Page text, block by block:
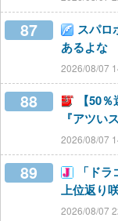
87
スパロ
あるよな
2026/08/07
88
【50
『アツい
2026/08/07
89
「ド
上位返り
2026/08/07